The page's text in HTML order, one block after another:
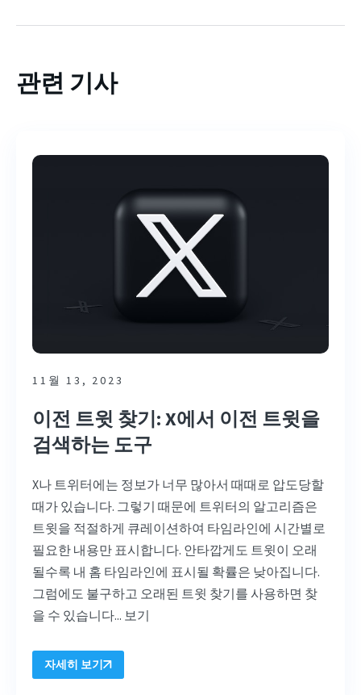
관련 기사
11월 13, 2023
이전 트윗 찾기: X에서 이전 트윗을
검색하는 도구
X나 트위터에는 정보가 너무 많아서 때때로 압도당할
때가 있습니다. 그렇기 때문에 트위터의 알고리즘은
트윗을 적절하게 큐레이션하여 타임라인에 시간별로
필요한 내용만 표시합니다. 안타깝게도 트윗이 오래
될수록 내 홈 타임라인에 표시될 확률은 낮아집니다.
그럼에도 불구하고 오래된 트윗 찾기를 사용하면 찾
을 수 있습니다... 보기
자세히 보기